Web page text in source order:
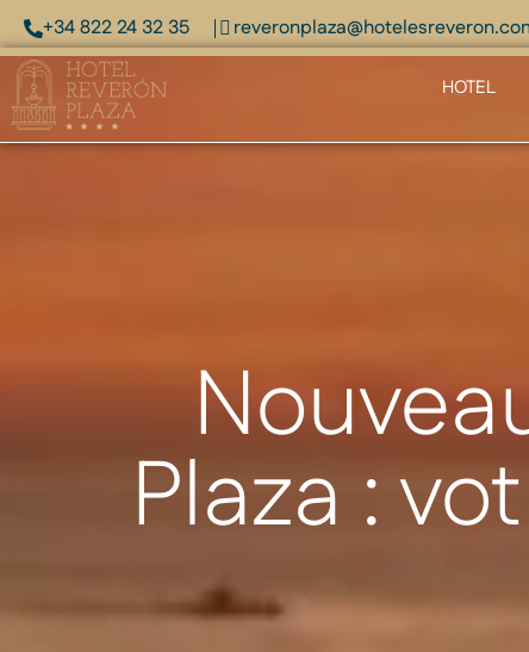
+34 822 24 32 35
HOTEL
Plaza :